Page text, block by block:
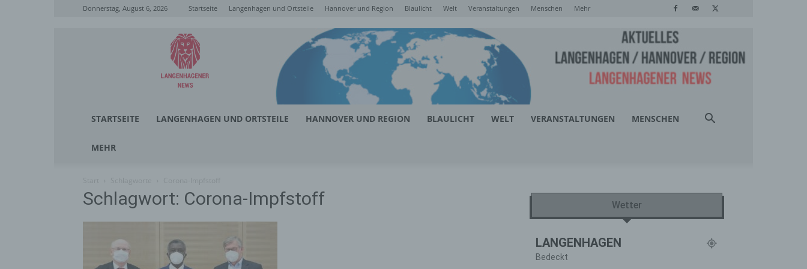
Donnerstag, August 6, 2026 Startseite Langenhagen und Ortsteile Hannover und Region Blaulicht Welt Veranstaltungen Menschen Mehr
Langenhagener
News
STARTSEITE LANGENHAGEN UND ORTSTEILE HANNOVER UND REGION BLAULICHT WELT VERANSTALTUNGEN MENSCHEN
MEHR
Schlagwort: Corona-Impfstoff Wetter
LANGENHAGEN
Bedeckt